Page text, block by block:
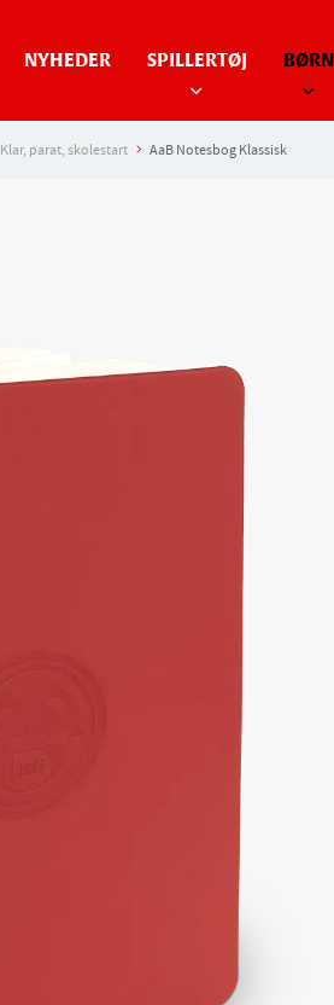
NYHEDER SPILLERTØJ BØRN
Klar, parat, skolestart AaB Notesbog Klassisk